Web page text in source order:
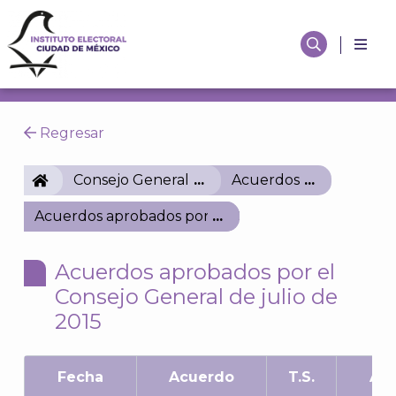
Regresar
IECMConsejo General Acuerdos
Acuerdos aprobados por el Consejo General de
Acuerdos aprobados por el
Consejo General de julio de
2015
Fecha Acuerdo T.S.